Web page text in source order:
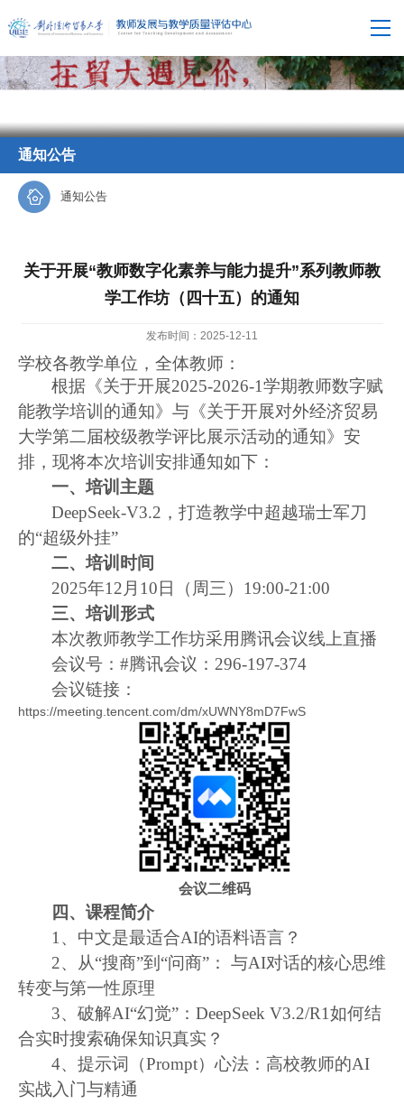
通知公告
通知公告
关于开展“教师数字化素养与能力提升”系列教师教
学工作坊（四十五）的通知
发布时间：2025-12-11
学校各教学单位，全体教师：
根据《关于开展2025-2026-1学期教师数字赋
能教学培训的通知》与《关于开展对外经济贸易
大学第二届校级教学评比展示活动的通知》安
排，现将本次培训安排通知如下：
一、培训主题
DeepSeek-V3.2 ，打造教学中超越瑞士军刀
的“超级外挂”
二、培训时间
2025年12月 10 日（周三） 19:00-21:00
三、培训形式
本次教师教学工作坊采用腾讯会议线上直播
会议号： #腾讯会议： 296-197-374
会议链接：
https://meeting.tencent.com/dm/xUWNY8mD7FwS
会议二维码
四、课程简介
1、中文是最适合AI的语料语言？
2、从“搜商”到“问商”： 与AI对话的核心思维
转变与第一性原理
3、破解AI“幻觉”： DeepSeek V3.2/R1如何结
合实时搜索确保知识真实？
4、提示词（Prompt）心法：高校教师的AI
实战入门与精通